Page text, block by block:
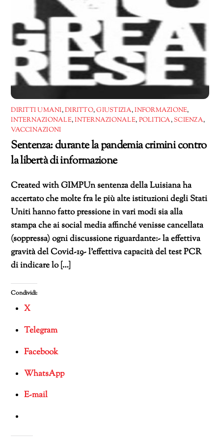
DIRITTI UMANI,DIRITTO,GIUSTIZIA,INFORMAZIONE,
INTERNAZIONALE,INTERNAZIONALE, POLITICA,SCIENZA,
VACCINAZIONI
Sentenza: durante la pandemia crimini contro
la libertà di informazione
Created with GIMPUn sentenza della Luisiana ha
accertato che molte fra le più alte istituzioni degli Stati
Uniti hanno fatto pressione in vari modi sia alla
stampa che ai social media affinché venisse cancellata
(soppressa) ogni discussione riguardante:- la effettiva
gravità del Covid-19- l’effettiva capacità del test PCR
di indicare lo […]
Condividi:
X
Telegram
Facebook
WhatsApp
E-mail